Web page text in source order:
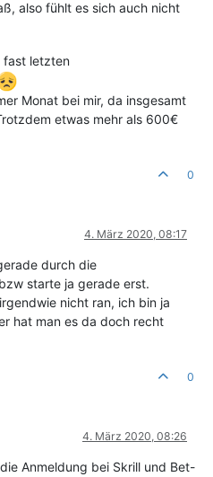
also fühlt es sich auch nicht
fast letzten
Monat bei mir, da insgesamt
etwas mehr als 600€
0
4. März 2020, 08:17
durch die
starte ja gerade erst.
nicht ran, ich bin ja
hat man es da doch recht
0
4. März 2020, 08:26
Anmeldung bei Skrill und Bet-